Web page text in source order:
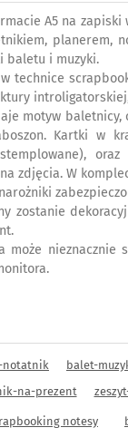
A5 na zapiski
planerem,
baletu i muzyki.
technice
motyw baletnicy,
Kartki w
zdjęcia. W
zostanie
może nieznacznie
notatnik balet-
na-prezent
notesy